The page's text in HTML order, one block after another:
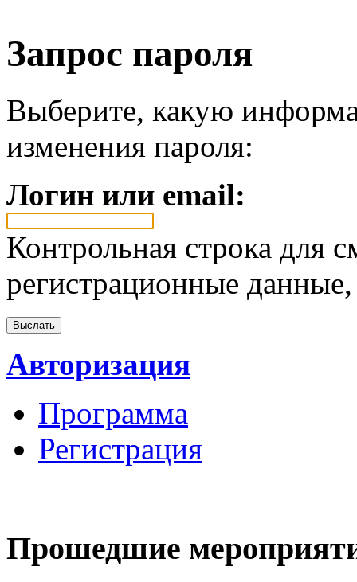
Запрос пароля
Выберите, какую
изменения пароля:
Логин или email:
Контрольная строка для
регистрационные
Авторизация
Программа
Регистрация
Прошедшие